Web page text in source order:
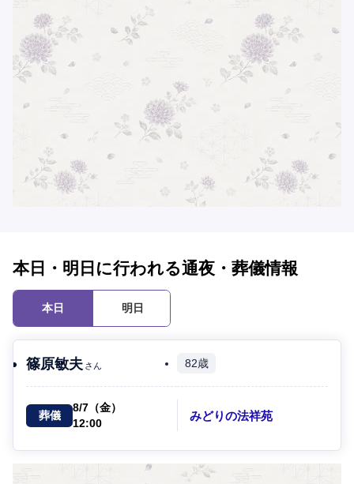
本日・明日に行われる通夜・葬儀情報
本日 明日
篠原敏夫 さん 82歳
葬儀
8/7（金）
12:00
みどりの法祥苑